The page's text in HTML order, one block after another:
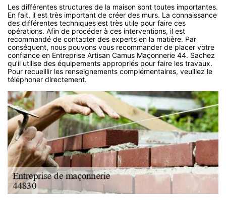
Les différentes structures de la maison sont toutes importantes.
En fait, il est très important de créer des murs. La connaissance
des différentes techniques est très utile pour faire ces
opérations. Afin de procéder à ces interventions, il est
recommandé de contacter des experts en la matière. Par
conséquent, nous pouvons vous recommander de placer votre
confiance en Entreprise Artisan Camus Maçonnerie 44. Sachez
qu’il utilise des équipements appropriés pour faire les travaux.
Pour recueillir les renseignements complémentaires, veuillez le
téléphoner directement.